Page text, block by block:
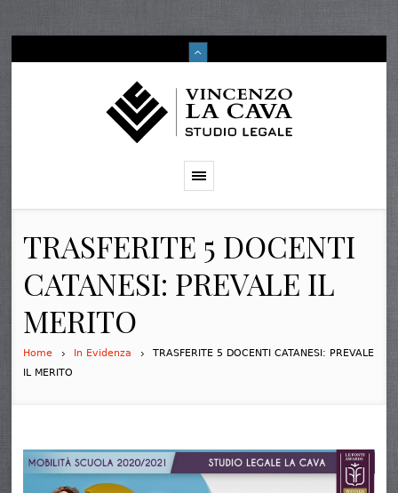
TRASFERITE 5 DOCENTI
CATANESI: PREVALE IL
MERITO
Home In Evidenza
TRASFERITE 5 DOCENTI CATANESI: PREVALE
IL MERITO